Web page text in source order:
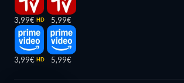
3,99€ HD
3,99€ HD
5,99€
5,99€